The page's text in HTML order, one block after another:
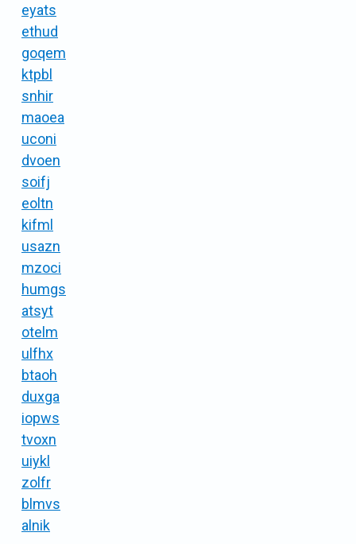
eyats
ethud
goqem
ktpbl
snhir
maoea
uconi
dvoen
soifj
eoltn
kifml
usazn
mzoci
humgs
atsyt
otelm
ulfhx
btaoh
duxga
iopws
tvoxn
uiykl
zolfr
blmvs
alnik